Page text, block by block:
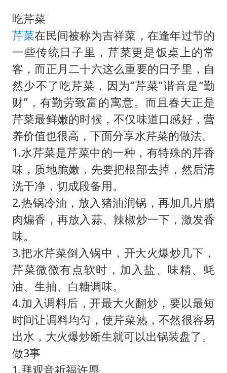
吃芹菜
芹菜在民间被称为吉祥菜，在逢年过节的
一些传统日子里，芹菜更是饭桌上的常
客，而正月二十六这么重要的日子里，自
然少不了吃芹菜，因为“芹菜”谐音是“勤
财”，有勤劳致富的寓意。而且春天正是
芹菜最鲜嫩的时候，不仅味道口感好，营
养价值也很高，下面分享水芹菜的做法。
1.水芹菜是芹菜中的一种，有特殊的芹香
味，质地脆嫩，先要把根部去掉，然后清
洗干净，切成段备用。
2.热锅冷油，放入猪油润锅，再加几片腊
肉煸香，再放入蒜、辣椒炒一下，激发香
味。
3.把水芹菜倒入锅中，开大火爆炒几下，
芹菜微微有点软时，加入盐、味精、蚝
油、生抽、白糖调味。
4.加入调料后，开最大火翻炒，要以最短
时间让调料均匀，使芹菜熟，不然很容易
出水，大火爆炒断生就可以出锅装盘了。
做3事
1.拜观音祈福许愿